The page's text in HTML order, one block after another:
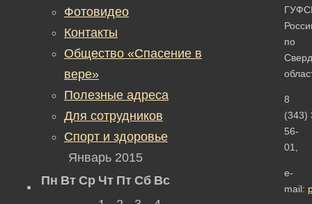
по
8
(343)
56-
01
e-
mail:
Фотовидео
Контакты
Общество «Спасение в
вере»
Полезные адреса
Для сотрудников
Спорт и здоровье
Январь 2015
Пн Вт Ср Чт Пт Сб Вс